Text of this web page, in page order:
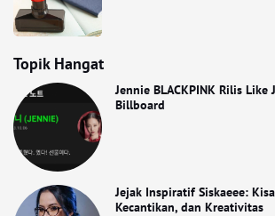
Topik Hangat
Jennie BLACKPINK Rilis Like
Billboard
Jejak Inspiratif Siskaeee:
Kecantikan, dan Kreativitas